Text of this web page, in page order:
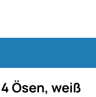
Ösen, weiß